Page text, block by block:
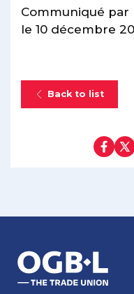
Communiqué par
le 10 décembre
Back to list